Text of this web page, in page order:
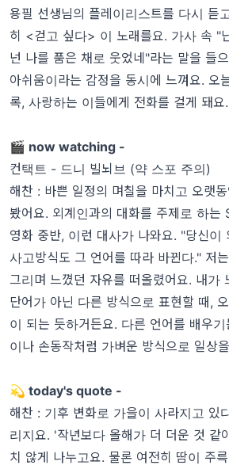
용필 선생님의 플레이리스트를 다시 듣
히 <걷고 싶다> 이 노래를요. 가사 속 "
넌 나를 품은 채로 웃었네"라는 말을 들
아쉬움이라는 감정을 동시에 느껴요. 오
록, 사랑하는 이들에게 전화를 걸게 돼요.
🎬 now watching -
컨택트 - 드니 빌뇌브 (약 스포 주의)
해찬 : 바쁜 일정의 며칠을 마치고 오랫
봤어요. 외계인과의 대화를 주제로 하는
영화 중반, 이런 대사가 나와요. "당신이
사고방식도 그 언어를 따라 바뀐다." 저
그리며 느꼈던 자유를 떠올렸어요. 내가
단어가 아닌 다른 방식으로 표현할 때,
이 되는 듯하거든요. 다른 언어를 배우
이나 손동작처럼 가벼운 방식으로 일상
💫 today's quote -
해찬 : 기후 변화로 가을이 사라지고 있
리지요. '작년보다 올해가 더 더운 것 같
치 않게 나누고요. 물론 여전히 땀이 주